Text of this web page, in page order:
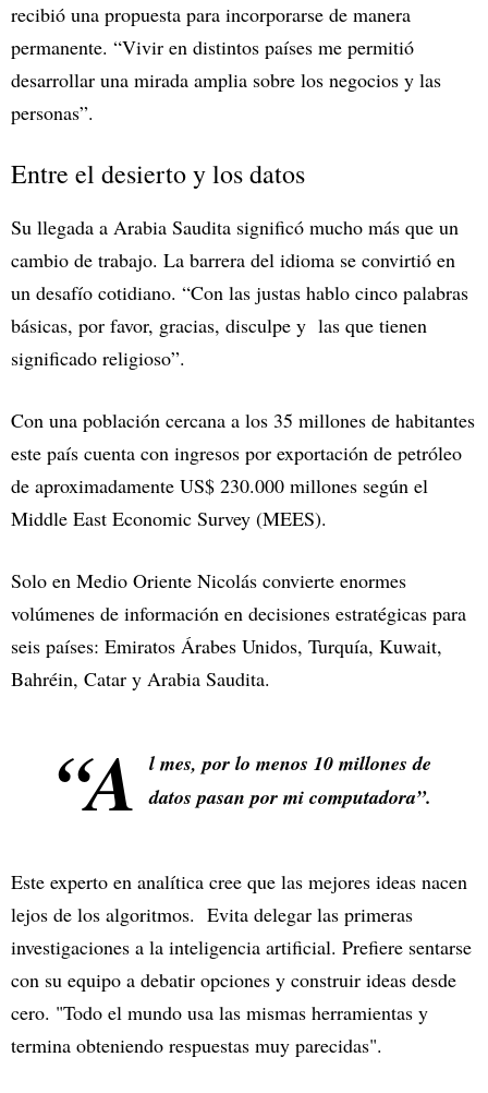
recibió una propuesta para incorporarse de manera
permanente. “Vivir en distintos países me permitió
desarrollar una mirada amplia sobre los negocios y las
personas”.
Entre el desierto y los datos
Su llegada a Arabia Saudita significó mucho más que un
cambio de trabajo. La barrera del idioma se convirtió en
un desafío cotidiano. “Con las justas hablo cinco palabras
básicas, por favor, gracias, disculpe y las que tienen
significado religioso”.
Con una población cercana a los 35 millones de habitantes
este país cuenta con ingresos por exportación de petróleo
de aproximadamente US$ 230.000 millones según el
Middle East Economic Survey (MEES).
Solo en Medio Oriente Nicolás convierte enormes
volúmenes de información en decisiones estratégicas para
seis países: Emiratos Árabes Unidos, Turquía, Kuwait,
Bahréin, Catar y Arabia Saudita.
“A l mes, por lo menos 10 millones de
datos pasan por mi computadora”.
Este experto en analítica cree que las mejores ideas nacen
lejos de los algoritmos. Evita delegar las primeras
investigaciones a la inteligencia artificial. Prefiere sentarse
con su equipo a debatir opciones y construir ideas desde
cero. "Todo el mundo usa las mismas herramientas y
termina obteniendo respuestas muy parecidas".